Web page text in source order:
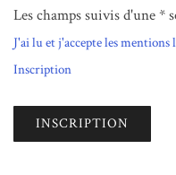
Les champs suivis d'une *
J'ai lu et j'accepte les
Inscription